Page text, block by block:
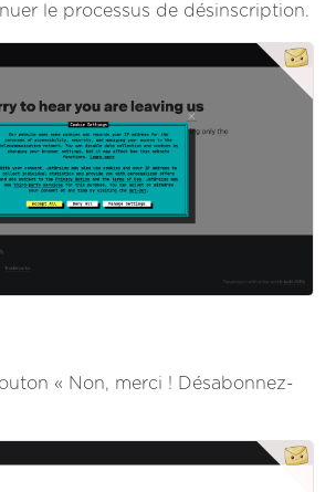
le processus de désinscription.
« Non, merci ! Désabonnez-